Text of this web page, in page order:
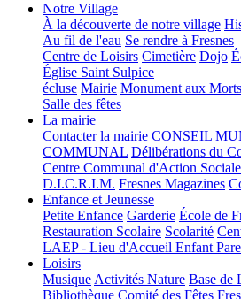
Notre Village
À la découverte de notre village
Au fil de l'eau Se rendre à Fresnes
Centre de Loisirs Cimetière Dojo
Église Saint Sulpice
écluse Mairie Monument aux Morts
Salle des fêtes
La mairie
Contacter la mairie CONSEIL
COMMUNAL Délibérations du
Centre Communal d'Action Sociale
D.I.C.R.I.M. Fresnes Magazines
Enfance et Jeunesse
Petite Enfance Garderie École de
Restauration Scolaire Scolarité
LAEP - Lieu d'Accueil Enfant
Loisirs
MusiqueActivités Nature Base de
Bibliothèque Comité des Fêtes